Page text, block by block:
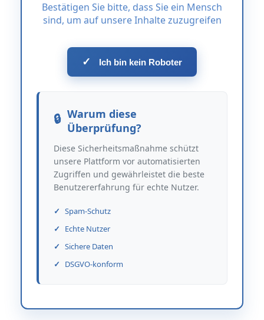
Bestätigen Sie bitte, dass Sie ein Mensch
sind, um auf unsere Inhalte zuzugreifen
✓ Ich bin kein Roboter
Warum diese
Überprüfung?
Diese Sicherheitsmaßnahme schützt
unsere Plattform vor automatisierten
Zugriffen und gewährleistet die beste
Benutzererfahrung für echte Nutzer.
Spam-Schutz
Echte Nutzer
Sichere Daten
DSGVO-konform